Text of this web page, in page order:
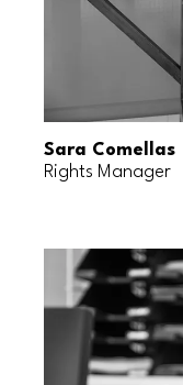
Sara Comellas
Rights Manager